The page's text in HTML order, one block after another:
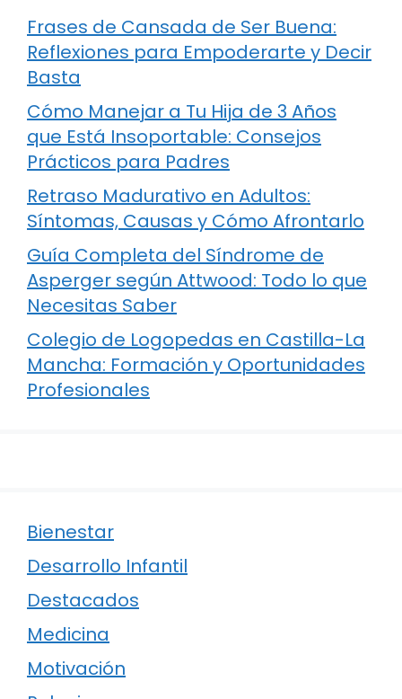
Frases de Cansada de Ser Buena:
Reflexiones para Empoderarte y Decir
Basta
Cómo Manejar a Tu Hija de 3 Años
que Está Insoportable: Consejos
Prácticos para Padres
Retraso Madurativo en Adultos:
Síntomas, Causas y Cómo Afrontarlo
Guía Completa del Síndrome de
Asperger según Attwood: Todo lo que
Necesitas Saber
Colegio de Logopedas en Castilla-La
Mancha: Formación y Oportunidades
Profesionales
Bienestar
Desarrollo Infantil
Destacados
Medicina
Motivación